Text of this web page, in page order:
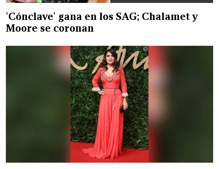
'Cónclave' gana en los SAG; Chalamet y
Moore se coronan